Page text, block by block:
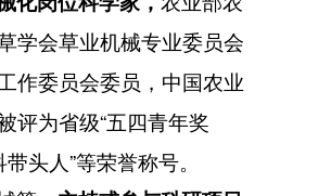
学会草业机械专业委员会
作委员会委员，中国农业
评为省级“五四青年奖
头人”等荣誉称号。